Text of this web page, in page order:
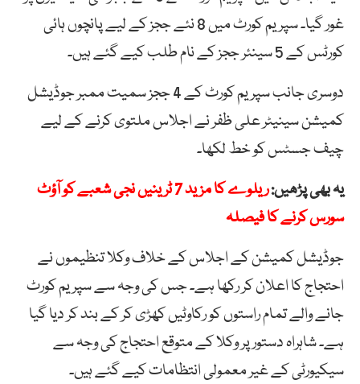
غور گیا۔ سپریم کورٹ میں 8 نئے ججز کے لیے پانچوں ہائی
کورٹس کے 5 سینئر ججز کے نام طلب کیے گئے ہیں۔
دوسری جانب سپریم کورٹ کے 4 ججز سمیت ممبر جوڈیشل
کمیشن سینیٹر علی ظفر نے اجلاس ملتوی کرنے کے لیے
چیف جسٹس کو خط لکھا۔
یہ بھی پڑھیں:
ریلوے کا مزید 7 ٹرینیں نجی شعبے کو آؤٹ
سورس کرنے کا فیصلہ
جوڈیشل کمیشن کے اجلاس کے خلاف وکلا تنظیموں نے
احتجاج کا اعلان کر رکھا ہے۔ جس کی وجہ سے سپریم کورٹ
جانے والے تمام راستوں کو رکاوٹیں کھڑی کر کے بند کر دیا گیا
ہے۔ شاہراہ دستور پر وکلا کے متوقع احتجاج کی وجہ سے
سیکیورٹی کے غیر معمولی انتظامات کیے گئے ہیں۔